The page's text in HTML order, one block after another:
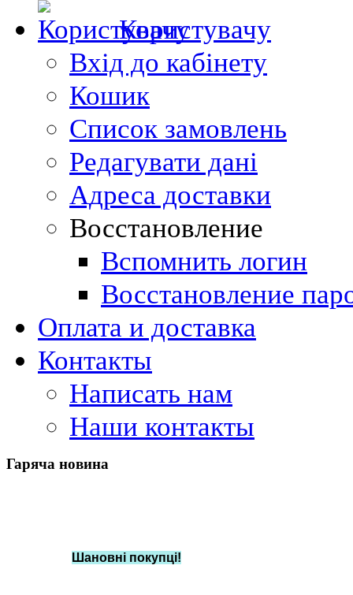
Користувачу
Вхід до кабінету
Кошик
Список замовлень
Редагувати дані
Адреса доставки
Восстановление
Вспомнить логин
Восстановление
Оплата и доставка
Контакты
Написать нам
Наши контакты
Гаряча новина
Шановні покупці!